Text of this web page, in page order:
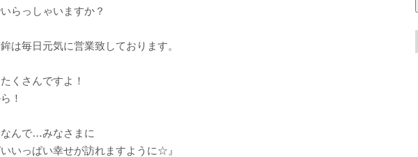
らっしゃいますか？
は毎日元気に営業致しております。
くさんですよ！
！
んで…みなさまに
いいっぱい幸せが訪れますように☆』